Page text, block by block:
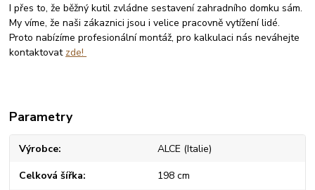
I přes to, že běžný kutil zvládne sestavení zahradního domku sám.
My víme, že naši zákaznici jsou i velice pracovně vytížení lidé.
Proto nabízíme profesionální montáž, pro kalkulaci nás neváhejte
kontaktovat zde!
Parametry
Výrobce ALCE (Italie)
Celková šířka 198 cm